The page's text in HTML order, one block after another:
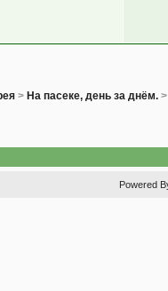
> На пасеке, день за днём.
Powered